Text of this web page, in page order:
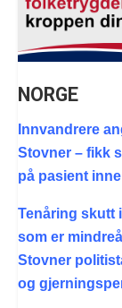
NORGE
Innvandrere
Stovner – fikk
på pasient
Tenåring skutt
som er
Stovner
og